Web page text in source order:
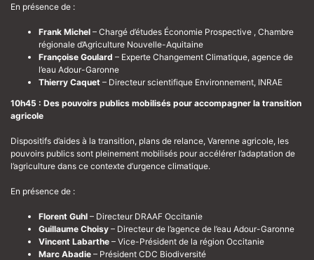
En présence de :
Frank Michel – Chargé d’études Économie Prospective , Chambre
régionale d’Agriculture Nouvelle-Aquitaine
Françoise Goulard – Experte Changement Climatique, agence de
l’eau Adour-Garonne
Thierry Caquet – Directeur scientifique Environnement, INRAE
10h45 : Des pouvoirs publics mobilisés pour accompagner la transition
agricole
Dispositifs d’aides à la transition, plans de relance, Varenne agricole, les
pouvoirs publics sont pleinement mobilisés pour accélérer l’adaptation de
l’agriculture dans ce contexte d’urgence climatique.
En présence de :
Florent Guhl – Directeur DRAAF Occitanie
Guillaume Choisy – Directeur de l’agence de l’eau Adour-Garonne
Vincent Labarthe – Vice-Président de la région Occitanie
Marc Abadie – Président CDC Biodiversité